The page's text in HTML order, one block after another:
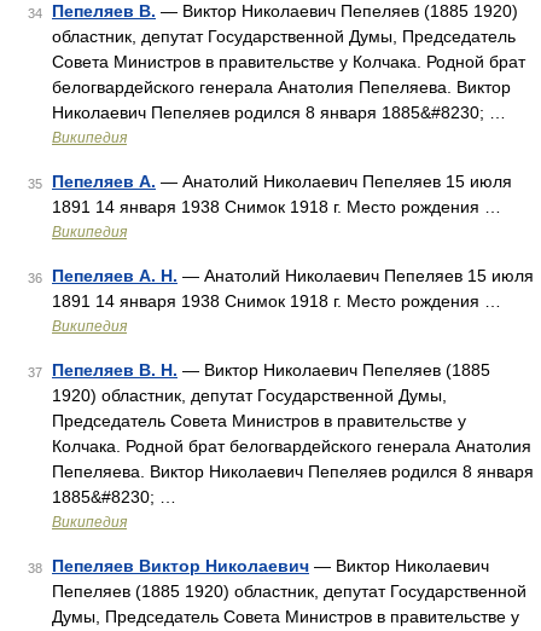
34 Пепеляев В. — Виктор Николаевич Пепеляев (1885 1920)
областник, депутат Государственной Думы, Председатель
Совета Министров в правительстве у Колчака. Родной брат
белогвардейского генерала Анатолия Пепеляева. Виктор
Николаевич Пепеляев родился 8 января 1885&#8230; …
Википедия
35 Пепеляев А. — Анатолий Николаевич Пепеляев 15 июля
1891 14 января 1938 Снимок 1918 г. Место рождения …
Википедия
36 Пепеляев А. Н. — Анатолий Николаевич Пепеляев 15 июля
1891 14 января 1938 Снимок 1918 г. Место рождения …
Википедия
37 Пепеляев В. Н. — Виктор Николаевич Пепеляев (1885
1920) областник, депутат Государственной Думы,
Председатель Совета Министров в правительстве у
Колчака. Родной брат белогвардейского генерала Анатолия
Пепеляева. Виктор Николаевич Пепеляев родился 8 января
1885&#8230; …
Википедия
38 Пепеляев Виктор Николаевич — Виктор Николаевич
Пепеляев (1885 1920) областник, депутат Государственной
Думы, Председатель Совета Министров в правительстве у